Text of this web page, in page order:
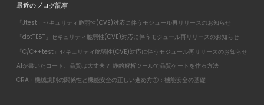
最近のブログ記事
「Jtest」セキュリティ脆弱性(CVE)対応に伴うモジュール再リリースのお知らせ
「dotTEST」セキュリティ脆弱性(CVE)対応に伴うモジュール再リリースのお知らせ
「C/C++test」セキュリティ脆弱性(CVE)対応に伴うモジュール再リリースのお知らせ
AIが書いたコード、品質は大丈夫？ 静的解析ツールで品質ゲートを作る方法
CRA・機械規則の関係性と機能安全の正しい進め方①：機能安全の基礎